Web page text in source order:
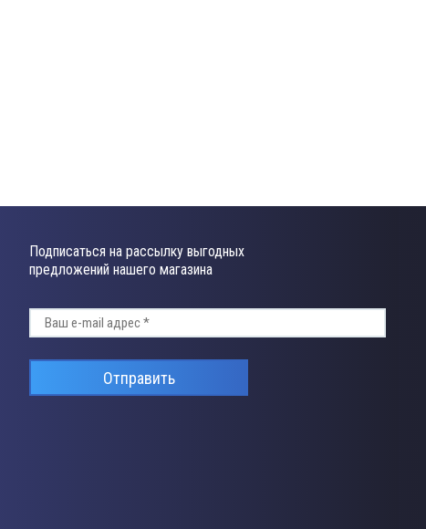
Подписаться на рассылку выгодных
предложений нашего магазина
Отправить